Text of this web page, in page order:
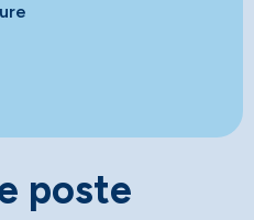
poste